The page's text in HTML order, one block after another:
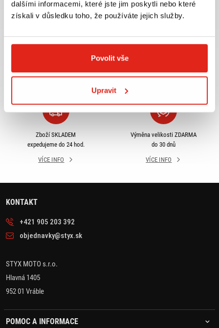
dalšími informacemi, které jste jim poskytli nebo které
získali v důsledku toho, že používáte jejich služby.
Povolit vše
Upravit
Největší výběr moto
Doprava ZDARMA pro
Zboží SKLADEM
expedujeme do 24 hod.
VÍCE INFO
Výměna velikosti ZDARMA
do 30 dnů
VÍCE INFO
KONTAKT
+421 905 203 392
objednavky@styx.sk
STYX MOTO s.r.o.
Hlavná 1405
952 01 Vráble
POMOC A INFORMACE